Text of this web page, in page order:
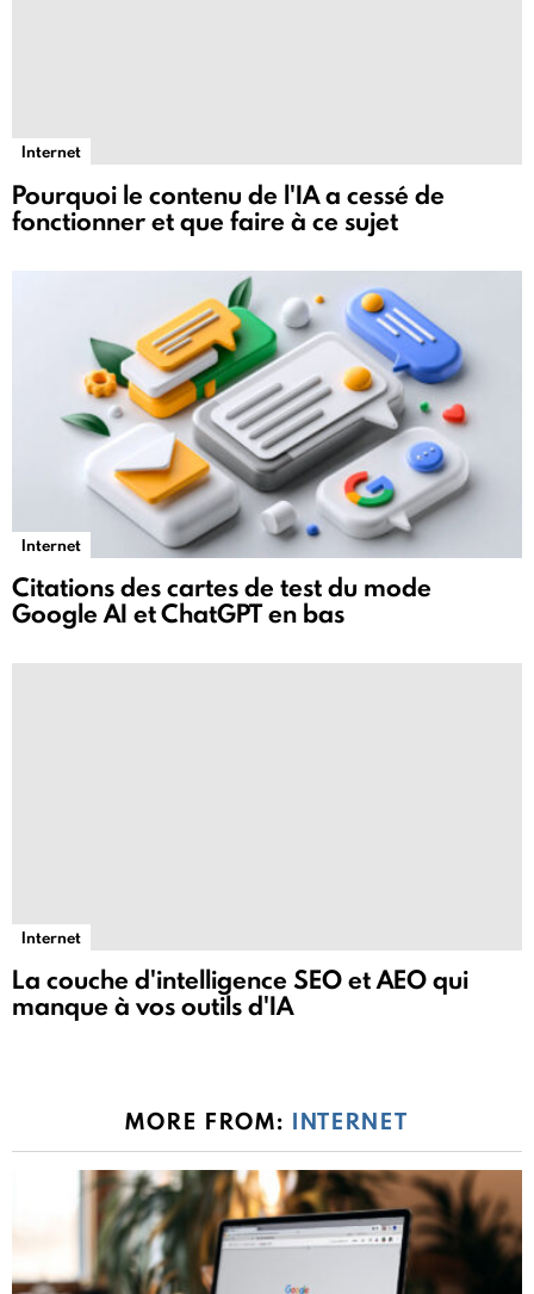
Internet
Pourquoi le contenu de l'IA a cessé de
fonctionner et que faire à ce sujet
Internet
Citations des cartes de test du mode
Google AI et ChatGPT en bas
Internet
La couche d'intelligence SEO et AEO qui
manque à vos outils d'IA
MORE FROM: INTERNET